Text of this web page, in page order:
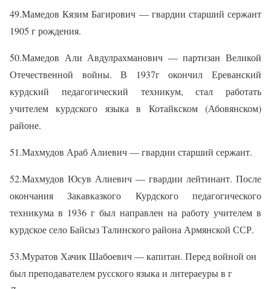
49.Мамедов Кязим Багирович — гвардии старший сержант
1905 г рождения.
50.Мамедов Али Авдулрахманович — партизан Великой
Отечественной войны. В 1937г окончил Ереванский
курдский педагогический техникум, стал работать
учителем курдского языка в Котайкском (Абовянском)
районе.
51.Махмудов Араб Алиевич — гвардии старший сержант.
52.Махмудов Юсув Алиевич — гвардии лейтинант. После
окончания Закавказкого Курдского педагогического
техникума в 1936 г был направлен на работу учителем в
курдское село Байсыз Талинского района Армянской ССР.
53.Муратов Хачик Шабоевич — капитан. Перед войной он
был преподавателем русского языка и литераеуры в г